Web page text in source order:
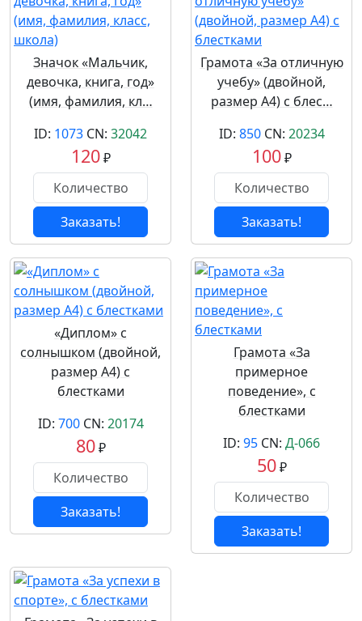
Значок «Мальчик,
девочка, книга, год»
(имя, фамилия, кл…
ID: 1073 CN: 32042
120₽
Заказать!
Грамота «За отличную
учебу» (двойной,
размер А4) с блес…
ID: 850CN: 20234
100₽
Заказать!
«Диплом» с
солнышком (двойной,
размер А4) с
блестками
ID: 700CN: 20174
80₽
Заказать!
Грамота «За
примерное
поведение», с
блестками
ID: 95 CN: Д-066
50₽
Заказать!